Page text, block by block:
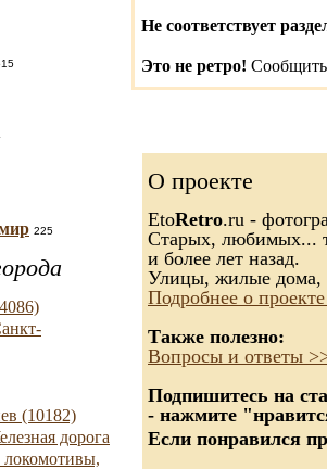
225
(10182)
дорога
локомотивы,
Не соответствует
Это не ретро!
О проекте
EtoRetro.ru -
Старых, любимых...
и более лет назад.
Улицы, жилые дома,
Подробнее о
Также полезно:
Вопросы и ответы
Подпишитесь на
- нажмите
Если понравился